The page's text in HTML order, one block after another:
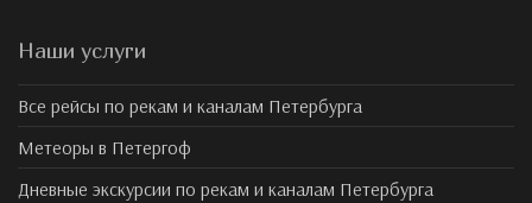
Наши услуги
Все рейсы по рекам и каналам Петербурга
Метеоры в Петергоф
Дневные экскурсии по рекам и каналам Петербурга